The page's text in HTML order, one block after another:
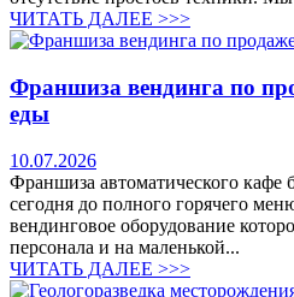
ЧИТАТЬ ДАЛЕЕ >>>
Франшиза вендинга по
еды
10.07.2026
Франшиза автоматического
сегодня до полного горячего
вендинговое оборудование
персонала и на маленькой...
ЧИТАТЬ ДАЛЕЕ >>>